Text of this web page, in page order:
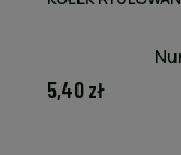
5,40 zł